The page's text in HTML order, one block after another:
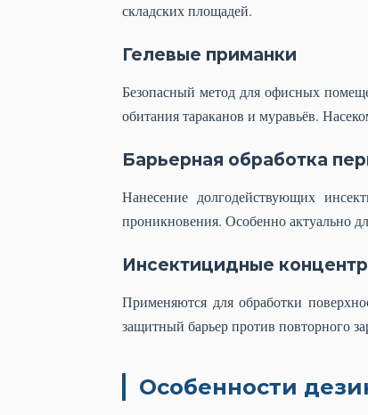
складских площадей.
Гелевые приманки
Безопасный метод для офисных
обитания тараканов и муравьёв.
Барьерная обработка
Нанесение долгодействующих
проникновения. Особенно актуально
Инсектицидные
Применяются для обработки
защитный барьер против повторного
Особенности